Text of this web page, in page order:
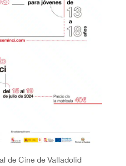
de Cine de Valladolid